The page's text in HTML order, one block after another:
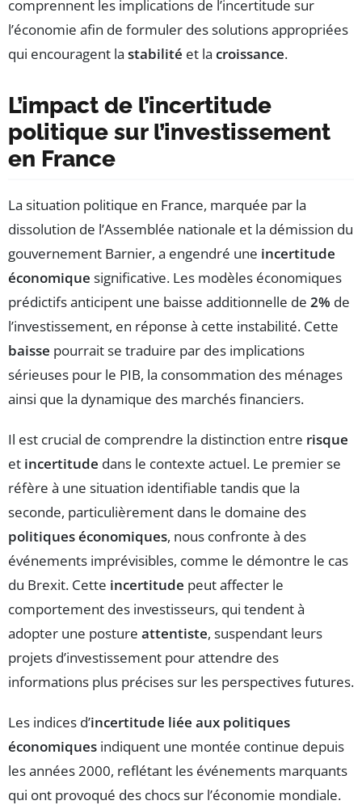
comprennent les implications de l’incertitude sur
l’économie afin de formuler des solutions appropriées
qui encouragent la stabilité et la croissance.
L’impact de l’incertitude
politique sur l’investissement
en France
La situation politique en France, marquée par la
dissolution de l’Assemblée nationale et la démission du
gouvernement Barnier, a engendré une incertitude
économique significative. Les modèles économiques
prédictifs anticipent une baisse additionnelle de 2% de
l’investissement, en réponse à cette instabilité. Cette
baisse pourrait se traduire par des implications
sérieuses pour le PIB, la consommation des ménages
ainsi que la dynamique des marchés financiers.
Il est crucial de comprendre la distinction entre risque
et incertitude dans le contexte actuel. Le premier se
réfère à une situation identifiable tandis que la
seconde, particulièrement dans le domaine des
politiques économiques, nous confronte à des
événements imprévisibles, comme le démontre le cas
du Brexit. Cette incertitude peut affecter le
comportement des investisseurs, qui tendent à
adopter une posture attentiste, suspendant leurs
projets d’investissement pour attendre des
informations plus précises sur les perspectives futures.
Les indices d’incertitude liée aux politiques
économiques indiquent une montée continue depuis
les années 2000, reflétant les événements marquants
qui ont provoqué des chocs sur l’économie mondiale.